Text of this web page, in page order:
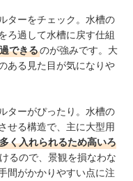
ターをチェック。水槽の
ろ過して水槽に戻す仕組
できるのが強みです。大
ある見た目が気になりや
ターがぴったり。水槽の
せる構造で、主に大型用
く入れられるため高いろ
るので、景観を損なわな
間がかかりやすい点に注